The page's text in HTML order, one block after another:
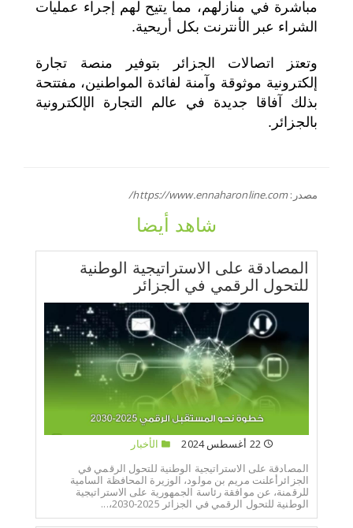
مباشرة في منازلهم، مما يتيح لهم إجراء عمليات
الشراء عبر الأنترنت بكل أريحية.
وتعتز اتصالات الجزائر بتوفير منصة تجارة
إلكترونية موثوقة وآمنة لفائدة المواطنين، مفتتحة
بذلك آفاقا جديدة في عالم التجارة الإلكترونية
بالجزائر.
مصدر:https://www.ennaharonline.com/
شاهد أيضا
المصادقة على الاستراتيجية الوطنية
للتحول الرقمي في الجزائر
22 أغسطس 2024
الأخبار
المصادقة على الاستراتيجية الوطنية للتحول الرقمي في
الجزائرأعلنت مريم بن مولود، الوزيرة المحافظة السامية
للرقمنة، عن موافقة رئاسة الجمهورية على الاستراتيجية
الوطنية للتحول الرقمي في الجزائر 2025-2030،...